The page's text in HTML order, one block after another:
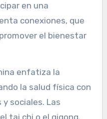
en una
conexiones, que
el bienestar
enfatiza la
la salud física con
sociales. Las